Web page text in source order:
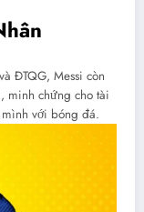
ĐTQG, Messi còn
minh chứng cho tài
với bóng đá.